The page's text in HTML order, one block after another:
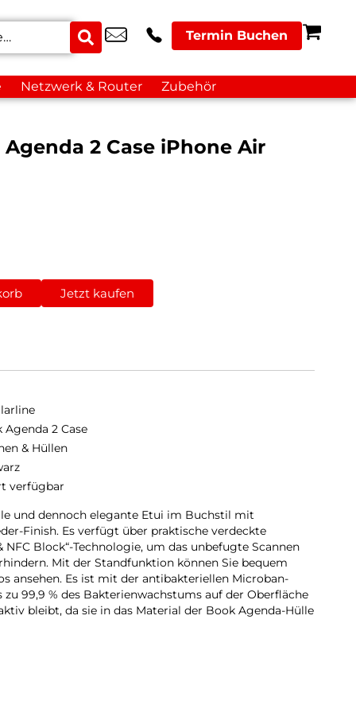
Termin Buchen
Netzwerk & Router Zubehör
2 Case iPhone Air
Jetzt kaufen
Agenda 2 Case
& Hüllen
verfügbar
und dennoch elegante Etui im Buchstil mit
Finish. Es verfügt über praktische verdeckte
Block“-Technologie, um das unbefugte Scannen
Mit der Standfunktion können Sie bequem
ansehen. Es ist mit der antibakteriellen Microban-
99,9 % des Bakterienwachstums auf der Oberfläche
bleibt, da sie in das Material der Book Agenda-Hülle